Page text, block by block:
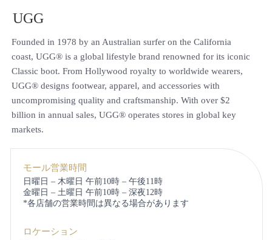
UGG
Founded in 1978 by an Australian surfer on the California
coast, UGG® is a global lifestyle brand renowned for its iconic
Classic boot. From Hollywood royalty to worldwide wearers,
UGG® designs footwear, apparel, and accessories with
uncompromising quality and craftsmanship. With over $2
billion in annual sales, UGG® operates stores in global key
markets.
モール営業時間
日曜日 – 木曜日 午前10時 – 午後11時
金曜日 – 土曜日 午前10時 – 深夜12時
*各店舗の営業時間は異なる場合があります
ロケーション